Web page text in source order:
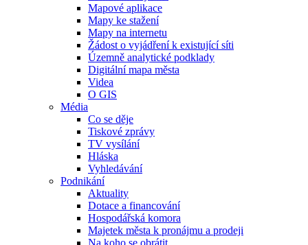
Mapové aplikace
Mapy ke stažení
Mapy na internetu
Žádost o vyjádření k existující síti
Územně analytické podklady
Digitální mapa města
Videa
O GIS
Média
Co se děje
Tiskové zprávy
TV vysílání
Hláska
Vyhledávání
Podnikání
Aktuality
Dotace a financování
Hospodářská komora
Majetek města k pronájmu a prodeji